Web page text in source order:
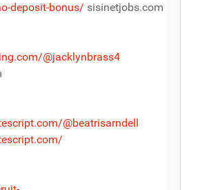
deposit-bonus/ sisinetjobs.com
@jacklynbrass4
@beatrisarndell